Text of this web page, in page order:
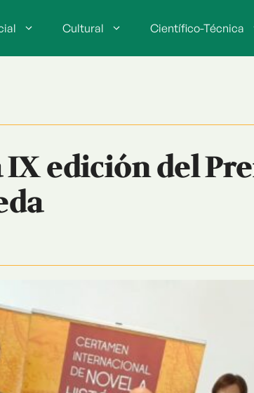
Cultural Científico-Técnica
edición del